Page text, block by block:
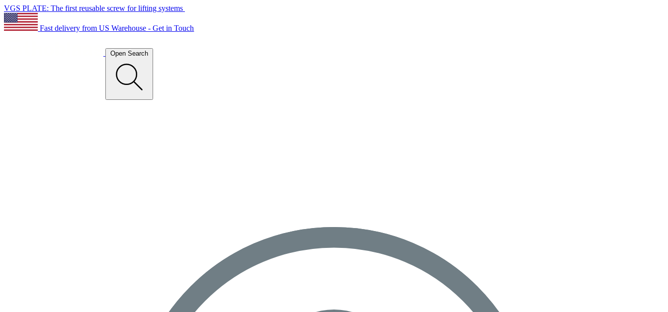
VGS PLATE: The first reusable screw for lifting systems
Fast delivery from US Warehouse - Get in Touch
Open Search